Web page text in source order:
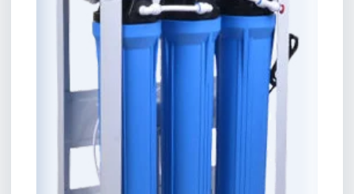
Κατάλογος Πισίνας
Κατάλογος Υδρομασάζ
Κατάλογος Επεξεργασίας Νερού
Εταιρικό Προφίλ